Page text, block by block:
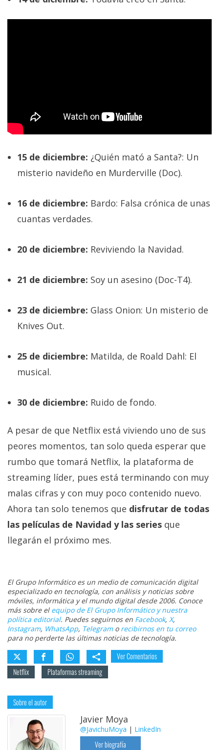
15 de diciembre: ¿Quién mató a Santa?: Un
misterio navideño en Murderville (Doc).
16 de diciembre: Bardo: Falsa crónica de unas
cuantas verdades.
20 de diciembre: Reviviendo la Navidad.
21 de diciembre: Soy un asesino (Doc-T4).
23 de diciembre: Glass Onion: Un misterio de
Knives Out.
25 de diciembre: Matilda, de Roald Dahl: El
musical.
30 de diciembre: Ruido de fondo.
A pesar de que Netflix está viviendo uno de sus
peores momentos, tan solo queda esperar que
rumbo que tomará Netflix, la plataforma de
streaming líder, pues está terminando con muy
malas cifras y con muy poco contenido nuevo.
Ahora tan solo tenemos que disfrutar de todas
las películas de Navidad y las series que
llegarán el próximo mes.
El Grupo Informático es un medio de comunicación digital
especializado en tecnología, con análisis y noticias sobre
móviles, informática y el mundo digital desde 2006. Conoce
más sobre el equipo de El Grupo Informático y nuestra
política editorial. Puedes seguirnos en Facebook, X,
Instagram, WhatsApp, Telegramo recibirnos en tu correo
para no perderte las últimas noticias de tecnología.
Ver Comentarios
Netflix
Plataformas streaming
Sobre el autor
Javier Moya
@JavichuMoya | LinkedIn
Ver biografía